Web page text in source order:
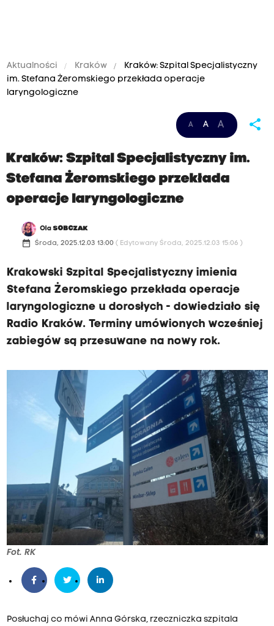
Aktualności Kraków
Kraków: Szpital Specjalistyczny
im. Stefana Żeromskiego przekłada operacje
laryngologiczne
A A A share
Kraków: Szpital Specjalistyczny im.
Stefana Żeromskiego przekłada
operacje laryngologiczne
OlaSOBCZAK
date_range Środa, 2025.12.03 13:00 ( Edytowany Środa, 2025.12.03 15:06 )
Krakowski Szpital Specjalistyczny imienia
Stefana Żeromskiego przekłada operacje
laryngologiczne u dorosłych - dowiedziało się
Radio Kraków. Terminy umówionych wcześniej
zabiegów są przesuwane na nowy rok.
Fot. RK
Posłuchaj co mówi Anna Górska, rzeczniczka szpitala